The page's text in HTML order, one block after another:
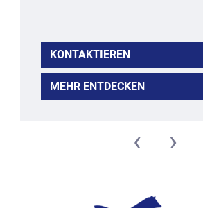
KONTAKTIEREN
MEHR ENTDECKEN
‹ ›